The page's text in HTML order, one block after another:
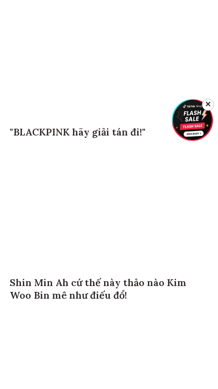
"BLACKPINK hãy giải tán đi!"
Shin Min Ah cứ thế này thảo nào Kim
Woo Bin mê như điếu đổ!
✕